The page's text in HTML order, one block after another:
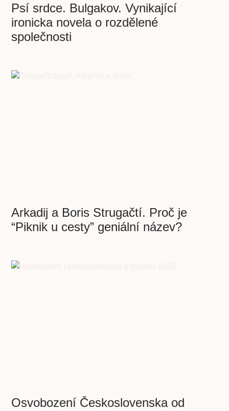
Psí srdce. Bulgakov. Vynikající
ironicka novela o rozdělené
společnosti
Arkadij a Boris Strugačtí. Proč je
“Piknik u cesty” geniální název?
Osvobození Československa od